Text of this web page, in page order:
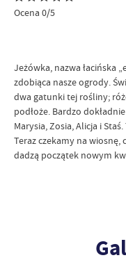
Ocena 0/5
Jeżówka, nazwa łacińska
zdobiąca nasze ogrody.
dwa gatunki tej rośliny;
podłoże. Bardzo
Marysia, Zosia, Alicja i
Teraz czekamy na wiosnę,
dadzą początek nowym